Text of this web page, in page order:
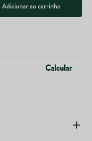
Adicionar ao carrinho